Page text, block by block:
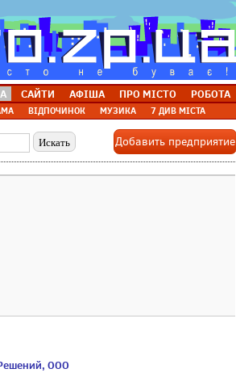
САЙТИ АФІША ПРО МІСТО РОБОТА
ВІДПОЧИНОК МУЗИКА 7 ДИВ МІСТА
Добавить предприятие
ООО